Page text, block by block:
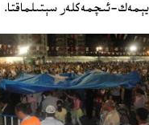
يېمەك-ئىچمەكلەر سېتىلماقتا.